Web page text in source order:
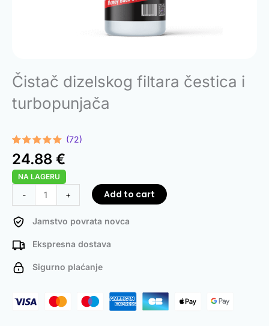
Čistač dizelskog filtara čestica i
turbopunjača
Rated4.96
out of 5
based on
72
customer
ratings
(72)
24.88 €
NA LAGERU
-
Particulate
Filter
Turbocharger
quantity
+ Add to cart
Jamstvo povrata novca
Ekspresna dostava
Sigurno plaćanje